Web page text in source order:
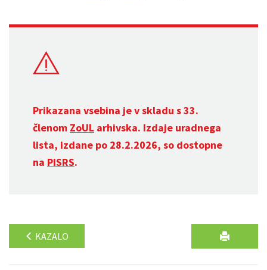
Prikazana vsebina je v skladu s 33.
členom ZoUL arhivska. Izdaje uradnega
lista, izdane po 28.2.2026, so dostopne
na PISRS.
KAZALO